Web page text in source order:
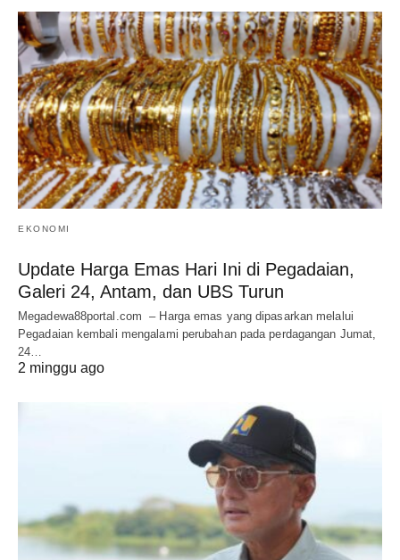
EKONOMI
Update Harga Emas Hari Ini di Pegadaian,
Galeri 24, Antam, dan UBS Turun
Megadewa88portal.com – Harga emas yang dipasarkan melalui
Pegadaian kembali mengalami perubahan pada perdagangan Jumat,
24…
2 minggu ago